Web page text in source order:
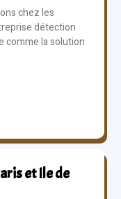
chez les
détection
comme la solution
et Ile de